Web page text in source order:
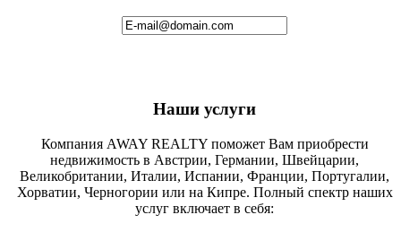
Наши услуги
Компания AWAY REALTY поможет Вам приобрести
недвижимость в Австрии, Германии, Швейцарии,
Великобритании, Италии, Испании, Франции, Португалии,
Хорватии, Черногории или на Кипре. Полный спектр наших
услуг включает в себя: